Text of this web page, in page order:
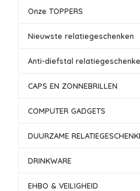
Onze TOPPERS
Nieuwste relatiegeschenken
Anti-diefstal
CAPS EN ZONNEBRILLEN
COMPUTER GADGETS
DUURZAME
DRINKWARE
EHBO & VEILIGHEID